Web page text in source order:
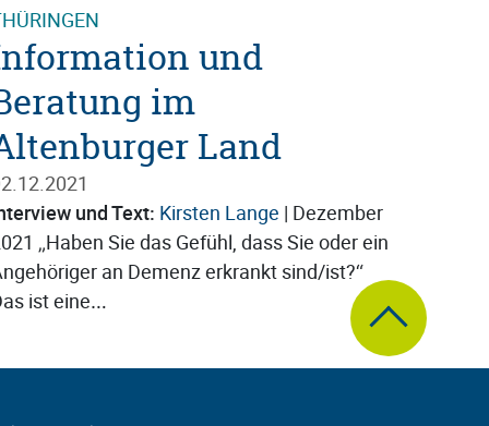
und
im
Land
und Text: Kirsten Lange | Dezember
„Haben Sie das Gefühl, dass Sie oder ein
an Demenz erkrankt sind/ist?“
ist eine…
zum